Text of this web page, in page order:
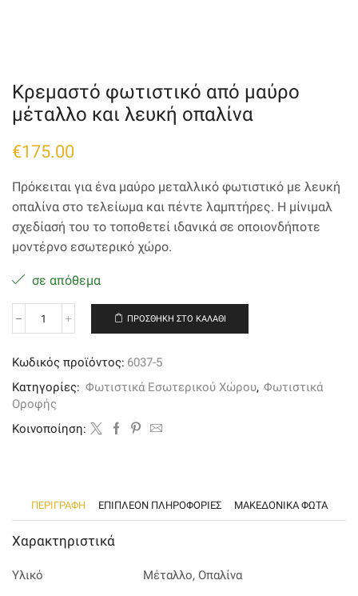
Κρεμαστό φωτιστικό από μαύρο
μέταλλο και λευκή οπαλίνα
€175.00
Πρόκειται για ένα μαύρο μεταλλικό φωτιστικό με λευκή
οπαλίνα στο τελείωμα και πέντε λαμπτήρες. Η μίνιμαλ
σχεδίασή του το τοποθετεί ιδανικά σε οποιονδήποτε
μοντέρνο εσωτερικό χώρο.
σε απόθεμα
Κρεμαστό
μαύρο
μέταλλο
και
λευκή
οπαλίνα
ΠΡΟΣΘΉΚΗ ΣΤΟ ΚΑΛΆΘΙ
Κωδικός προϊόντος: 6037-5
Κατηγορίες: Φωτιστικά Εσωτερικού Χώρου, Φωτιστικά
Οροφής
Kοινοποίηση:
ΠΕΡΙΓΡΑΦΉ ΕΠΙΠΛΈΟΝ ΠΛΗΡΟΦΟΡΊΕΣ ΜΑΚΕΔΟΝΙΚΑ ΦΩΤΑ
Χαρακτηριστικά
Υλικό Μέταλλο, Οπαλίνα